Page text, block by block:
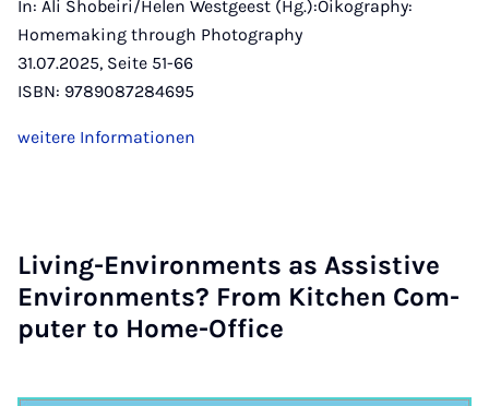
In: Ali Shobeiri/Helen Westgeest (Hg.):Oikography:
Homemaking through Photography
31.07.2025, Seite 51-66
ISBN: 9789087284695
weitere Informationen
Li­ving-En­vi­ron­ments as As­sis­ti­ve
En­vi­ron­ments? From Kit­chen Com­
pu­ter to Home-Of­fice